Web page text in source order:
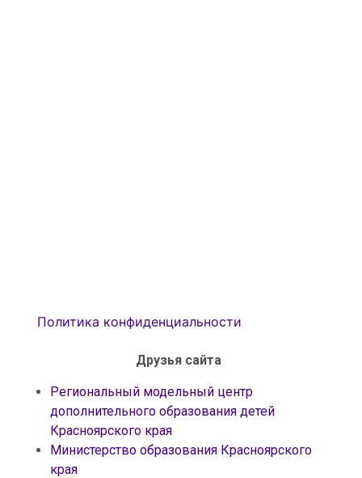
Политика конфиденциальности
Друзья сайта
Региональный модельный центр
дополнительного образования детей
Красноярского края
Министерство образования Красноярского
края